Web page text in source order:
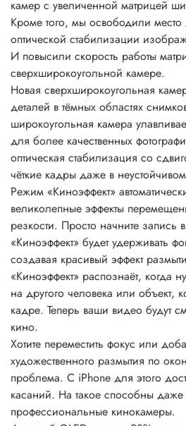
камер с увеличенной матрицей
Кроме того, мы освободили
оптической стабилизации
И повысили скорость работы
сверхширокоугольной камере.
Новая сверхширокоугольная
деталей в тёмных областях
широкоугольная камера
для более качественных
оптическая стабилизация со
чёткие кадры даже в
Режим «Киноэффект»
великолепные эффекты
резкости. Просто начните
«Киноэффект» будет удерживать
создавая красивый эффект
«Киноэффект» распознаёт, когда
на другого человека или объект,
кадре. Теперь ваши видео будут
кино.
Хотите переместить фокус или
художественного размытия по
проблема. С iPhone для этого
касаний. На такое способны даже
профессиональные кинокамеры.